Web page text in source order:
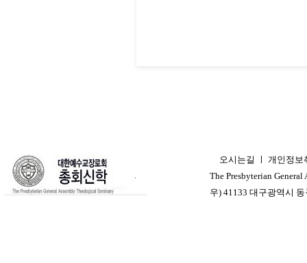
오시는길 ㅣ 개인정보
The Presbyterian
우) 41133 대구광역시